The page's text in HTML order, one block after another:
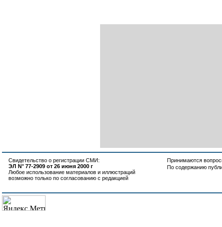
Свидетельство о регистрации СМИ:
ЭЛ N° 77-2909 от 26 июня 2000 г
Любое использование материалов и иллюстраций
возможно только по согласованию с редакцией
Принимаются
По содержанию